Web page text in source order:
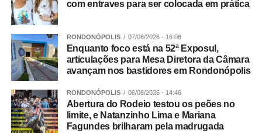
Cerrado, em partida valendo a liderança da regional
Cerrado.
A participação do Rondonópolis Hawks na Superliga
2026 conta com o apoio da Interfibras Internet, Fusio
Profisio, Dark Rhinos, Renan Simão Fisioterapeuta,
restaurante, Ortocenter, Kick Ball, VL Contabilidade,
Anhanguera, Tend Tudo, Cedir, Urolaser, Manjerona
Pizzaria.
com entraves para ser colocada em prática
RONDONÓPOLIS 07/08/2026 - 16:08
Enquanto foco está na 52ª Exposul,
articulações para Mesa Diretora da Câmara
avançam nos bastidores em Rondonópolis
RONDONÓPOLIS 06/08/2026 - 14:46
Abertura do Rodeio testou os peões no
limite, e Natanzinho Lima e Mariana
Fagundes brilharam pela madrugada